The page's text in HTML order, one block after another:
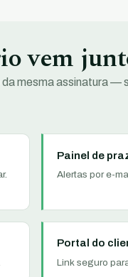
vem
mesma assinatura —
Painel de
Alertas por e-
Portal do
Link seguro